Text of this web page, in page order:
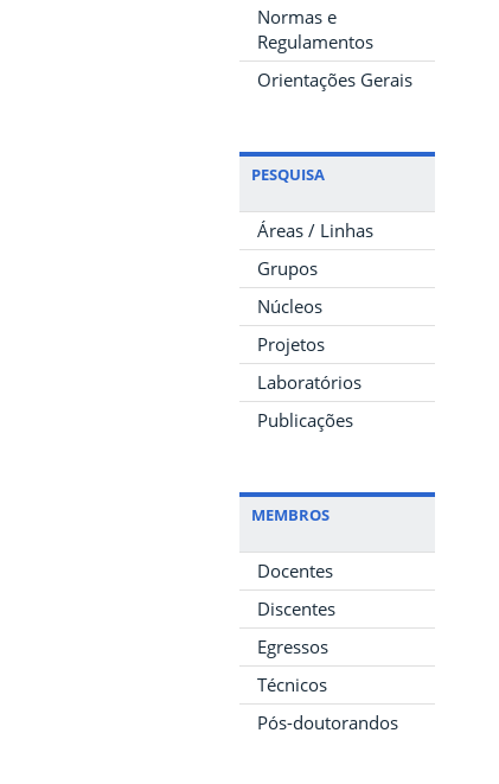
Normas e
Regulamentos
Orientações Gerais
PESQUISA
Áreas / Linhas
Grupos
Núcleos
Projetos
Laboratórios
Publicações
MEMBROS
Docentes
Discentes
Egressos
Técnicos
Pós-doutorandos